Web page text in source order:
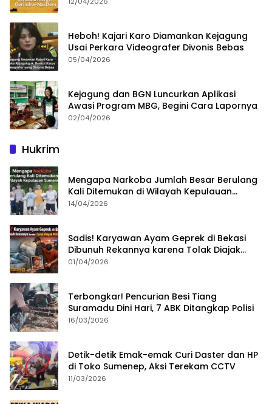
Heboh! Kajari Karo Diamankan Kejagung
Usai Perkara Videografer Divonis Bebas
05/04/2026
Kejagung dan BGN Luncurkan Aplikasi
Awasi Program MBG, Begini Cara Lapornya
02/04/2026
Hukrim
Mengapa Narkoba Jumlah Besar Berulang
Kali Ditemukan di Wilayah Kepulauan
Sumenep?
14/04/2026
Sadis! Karyawan Ayam Geprek di Bekasi
Dibunuh Rekannya karena Tolak Diajak
Merampok Majikan
01/04/2026
Terbongkar! Pencurian Besi Tiang
Suramadu Dini Hari, 7 ABK Ditangkap Polisi
16/03/2026
Detik-detik Emak-emak Curi Daster dan HP
di Toko Sumenep, Aksi Terekam CCTV
11/03/2026